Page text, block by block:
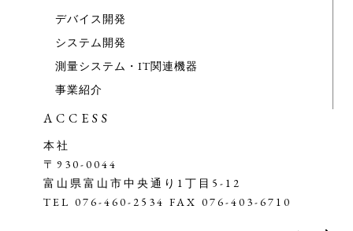
デバイス開発
システム開発
測量システム・IT関連機器
事業紹介
ACCESS
本社
〒930-0044
富山県富山市中央通り1丁目5-12
TEL 076-460-2534 FAX 076-403-6710